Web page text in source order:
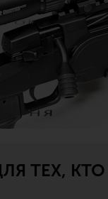
ТЕХ, КТО